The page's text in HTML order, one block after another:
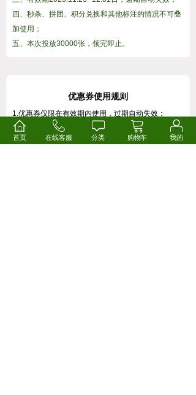
四、秒杀、拼团、积分兑换和其他标注的情况不可叠
加使用；
五、本次投放30000张，领完即止。
优惠券使用规则
1.优惠券仅限在有效期内使用，过期自动失效；
2.特殊商品不能使用优惠券（全场通用的除外）；
3.每笔订单限用1张优惠券，代金券不可叠加或合并
首页 在线客服 分类 购物车 我的